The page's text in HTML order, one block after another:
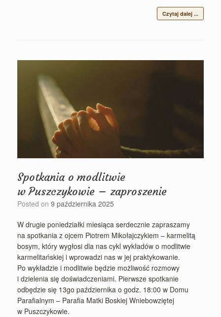
Czytaj dalej ...
Spotkania o modlitwie
w Puszczykowie – zaproszenie
Posted on 9 października 2025
W drugie poniedziałki miesiąca serdecznie zapraszamy
na spotkania z ojcem Piotrem Mikołajczykiem – karmelitą
bosym, który wygłosi dla nas cykl wykładów o modlitwie
karmelitańskiej i wprowadzi nas w jej praktykowanie.
Po wykładzie i modlitwie będzie możliwość rozmowy
i dzielenia się doświadczeniami. Pierwsze spotkanie
odbędzie się 13go października o godz. 18:00 w Domu
Parafialnym – Parafia Matki Boskiej Wniebowziętej
w Puszczykowie.